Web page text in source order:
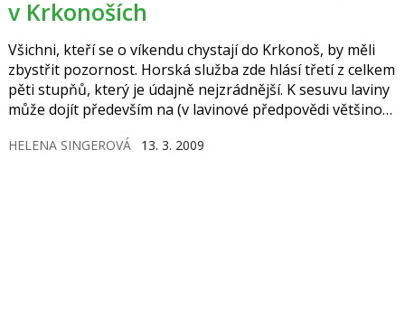
v Krkonoších
Všichni, kteří se o víkendu chystají do Krkonoš, by měli
zbystřit pozornost. Horská služba zde hlásí třetí z celkem
pěti stupňů, který je údajně nejzrádnější. K sesuvu laviny
může dojít především na (v lavinové předpovědi většinou
i při malém dodatečném zatížení.
HELENA SINGEROVÁ 13. 3. 2009